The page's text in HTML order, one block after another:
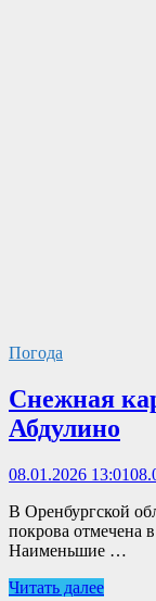
Погода
Снежная
Абдулино
08.01.2026 13:01
В Оренбургской
покрова отмечена
Наименьшие …
Читать далее